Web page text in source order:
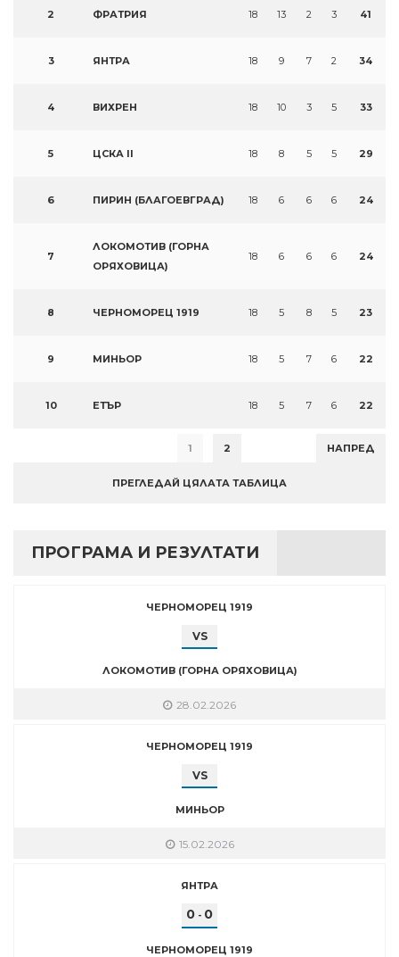
2 ФРАТРИЯ 18 13 2 3 41
3 ЯНТРА 18 9 7 2 34
4 ВИХРЕН 18 10 3 5 33
5 ЦСКА II 18 8 5 5 29
6 ПИРИН (БЛАГОЕВГРАД) 18 6 6 6 24
7
ЛОКОМОТИВ (ГОРНА
ОРЯХОВИЦА)
18 6 6 6 24
8 ЧЕРНОМОРЕЦ 1919 18 5 8 5 23
9 МИНЬОР 18 5 7 6 22
10 ЕТЪР 18 5 7 6 22
1 2 НАПРЕД
ПРЕГЛЕДАЙ ЦЯЛАТА ТАБЛИЦА
ПРОГРАМА И РЕЗУЛТАТИ
ЧЕРНОМОРЕЦ 1919
VS
ЛОКОМОТИВ (ГОРНА ОРЯХОВИЦА)
28.02.2026
ЧЕРНОМОРЕЦ 1919
VS
МИНЬОР
15.02.2026
ЯНТРА
0 - 0
ЧЕРНОМОРЕЦ 1919